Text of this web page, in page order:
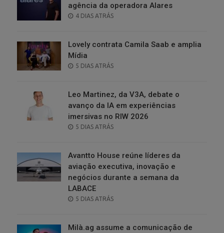
agência da operadora Alares
POSTED
4 DIAS ATRÁS
Lovely contrata Camila Saab e amplia
Mídia
POSTED
5 DIAS ATRÁS
Leo Martinez, da V3A, debate o
avanço da IA em experiências
imersivas no RIW 2026
POSTED
5 DIAS ATRÁS
Avantto House reúne líderes da
aviação executiva, inovação e
negócios durante a semana da
LABACE
POSTED
5 DIAS ATRÁS
Milà.ag assume a comunicação de